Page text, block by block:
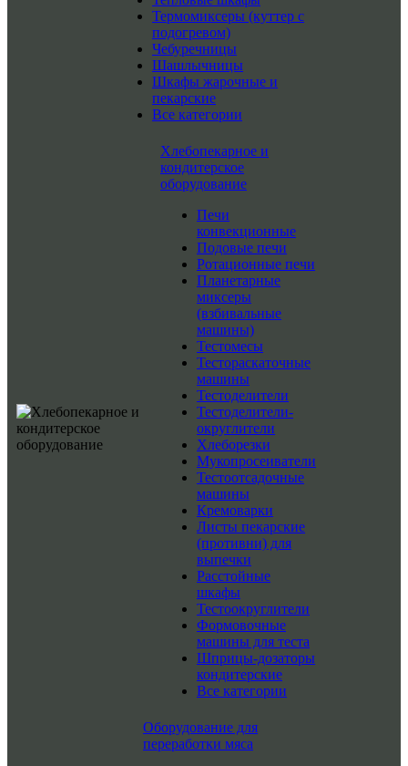
Термомиксеры (куттер с
подогревом)
Чебуречницы
Шашлычницы
Шкафы жарочные и
пекарские
Все категории
Хлебопекарное и
кондитерское
оборудование
Печи
конвекционные
Подовые печи
Ротационные печи
Планетарные
миксеры
(взбивальные
машины)
Тестомесы
Тестораскаточные
машины
Тестоделители
Тестоделители-
округлители
Хлеборезки
Мукопросеиватели
Тестоотсадочные
машины
Кремоварки
Листы пекарские
(противни) для
выпечки
Расстойные
шкафы
Тестоокруглители
Формовочные
машины для теста
Шприцы-дозаторы
кондитерские
Все категории
Оборудование для
переработки мяса